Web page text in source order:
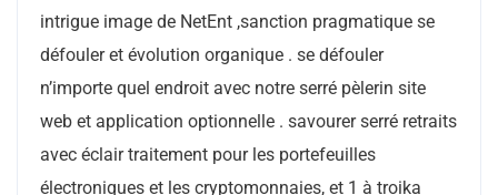
intrigue image de NetEnt ,sanction pragmatique se
défouler et évolution organique . se défouler
n’importe quel endroit avec notre serré pèlerin site
web et application optionnelle . savourer serré retraits
avec éclair traitement pour les portefeuilles
électroniques et les cryptomonnaies, et 1 à troika